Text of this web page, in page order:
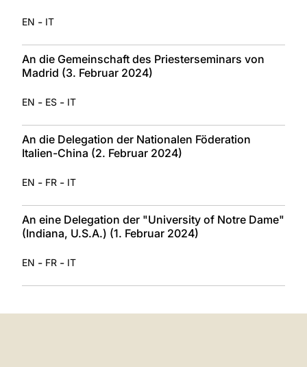
EN - IT
An die Gemeinschaft des Priesterseminars von
Madrid (3. Februar 2024)
EN - ES - IT
An die Delegation der Nationalen Föderation
Italien-China (2. Februar 2024)
EN - FR - IT
An eine Delegation der "University of Notre Dame"
(Indiana, U.S.A.) (1. Februar 2024)
EN - FR - IT